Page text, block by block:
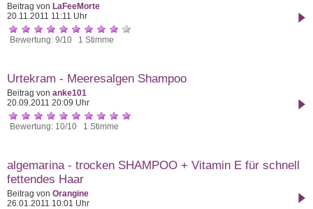
Beitrag von LaFeeMorte
20.11.2011 11:11 Uhr
Bewertung: 9/10 1 Stimme
Urtekram - Meeresalgen Shampoo
Beitrag von anke101
20.09.2011 20:09 Uhr
Bewertung: 10/10 1 Stimme
algemarina - trocken SHAMPOO + Vitamin E für schnell
fettendes Haar
Beitrag von Orangine
26.01.2011 10:01 Uhr